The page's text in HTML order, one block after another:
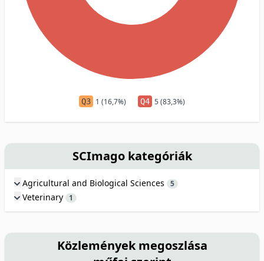
Q3 1 (16,7%) Q4 5 (83,3%)
SCImago kategóriák
Agricultural and Biological Sciences 5
Veterinary 1
Közlemények megoszlása